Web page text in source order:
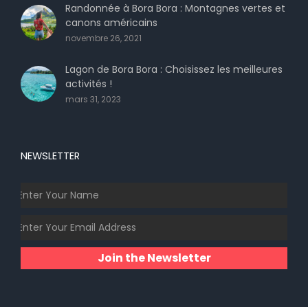
Randonnée à Bora Bora : Montagnes vertes et
canons américains
novembre 26, 2021
Lagon de Bora Bora : Choisissez les meilleures
activités !
mars 31, 2023
NEWSLETTER
Join the Newsletter